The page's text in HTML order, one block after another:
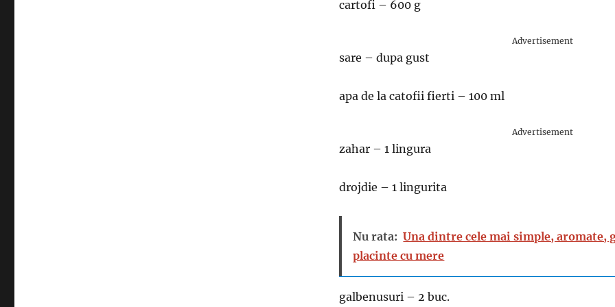
cartofi – 600 g
Advertisement
sare – dupa gust
apa de la catofii fierti – 100 ml
Advertisement
zahar – 1 lingura
drojdie – 1 lingurita
Nu rata: Una dintre cele mai simple, aromate,
placinte cu mere
galbenusuri – 2 buc.